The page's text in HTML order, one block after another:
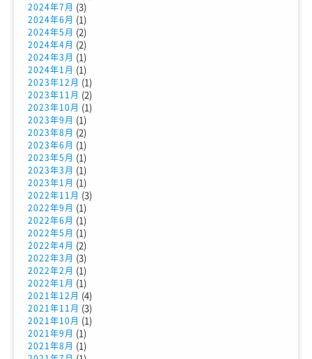
2024年7月 (3)
2024年6月 (1)
2024年5月 (2)
2024年4月 (2)
2024年3月 (1)
2024年1月 (1)
2023年12月 (1)
2023年11月 (2)
2023年10月 (1)
2023年9月 (1)
2023年8月 (2)
2023年6月 (1)
2023年5月 (1)
2023年3月 (1)
2023年1月 (1)
2022年11月 (3)
2022年9月 (1)
2022年6月 (1)
2022年5月 (1)
2022年4月 (2)
2022年3月 (3)
2022年2月 (1)
2022年1月 (1)
2021年12月 (4)
2021年11月 (3)
2021年10月 (1)
2021年9月 (1)
2021年8月 (1)